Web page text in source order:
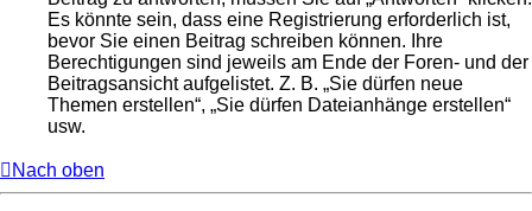
Es könnte sein, dass eine Registrierung erforderlich ist,
bevor Sie einen Beitrag schreiben können. Ihre
Berechtigungen sind jeweils am Ende der Foren- und der
Beitragsansicht aufgelistet. Z. B. „Sie dürfen neue
Themen erstellen“, „Sie dürfen Dateianhänge erstellen“
usw.
Nach oben